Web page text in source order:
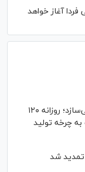
آغاز خواهد
شهری که از نخاله‌های ساختمانی ثروت می‌سازد؛ روزانه ۱۲۰
چرخه تولید